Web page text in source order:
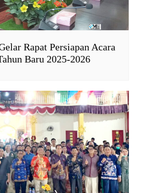
Rapat Persiapan Acara
Baru 2025-2026